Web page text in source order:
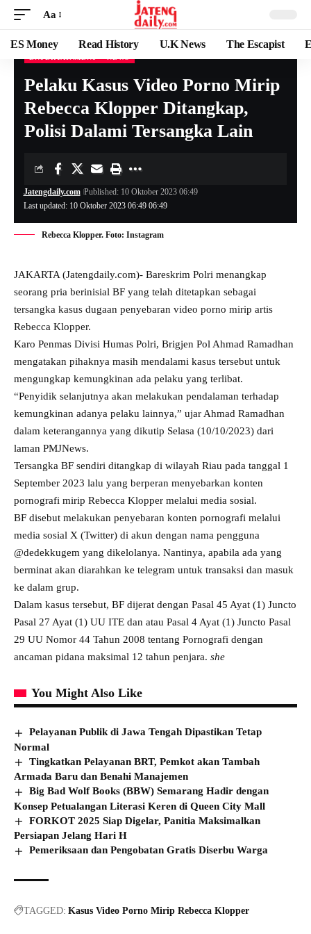
Aa
ES Money Read History U.K News The Escapist
Pelaku Kasus Video Porno Mirip
Rebecca Klopper Ditangkap,
Polisi Dalami Tersangka Lain
Last updated: 10 Oktober 2023 06:49 06:49
Jatengdaily.com Published: 10 Oktober 2023 06:49
Rebecca Klopper. Foto: Instagram
JAKARTA (Jatengdaily.com)- Bareskrim Polri menangkap
seorang pria berinisial BF yang telah ditetapkan sebagai
tersangka kasus dugaan penyebaran video porno mirip artis
Rebecca Klopper.
Karo Penmas Divisi Humas Polri, Brigjen Pol Ahmad Ramadhan
mengatakan pihaknya masih mendalami kasus tersebut untuk
mengungkap kemungkinan ada pelaku yang terlibat.
“Penyidik selanjutnya akan melakukan pendalaman terhadap
kemungkinan adanya pelaku lainnya,” ujar Ahmad Ramadhan
dalam keterangannya yang dikutip Selasa (10/10/2023) dari
laman PMJNews.
Tersangka BF sendiri ditangkap di wilayah Riau pada tanggal 1
September 2023 lalu yang berperan menyebarkan konten
pornografi mirip Rebecca Klopper melalui media sosial.
BF disebut melakukan penyebaran konten pornografi melalui
media sosial X (Twitter) di akun dengan nama pengguna
@dedekkugem yang dikelolanya. Nantinya, apabila ada yang
berminat akan diarahkan ke telegram untuk transaksi dan masuk
ke dalam grup.
Dalam kasus tersebut, BF dijerat dengan Pasal 45 Ayat (1) Juncto
Pasal 27 Ayat (1) UU ITE dan atau Pasal 4 Ayat (1) Juncto Pasal
29 UU Nomor 44 Tahun 2008 tentang Pornografi dengan
ancaman pidana maksimal 12 tahun penjara. she
You Might Also Like
Pelayanan Publik di Jawa Tengah Dipastikan Tetap
Normal
Tingkatkan Pelayanan BRT, Pemkot akan Tambah
Armada Baru dan Benahi Manajemen
Big Bad Wolf Books (BBW) Semarang Hadir dengan
Konsep Petualangan Literasi Keren di Queen City Mall
FORKOT 2025 Siap Digelar, Panitia Maksimalkan
Persiapan Jelang Hari H
Pemeriksaan dan Pengobatan Gratis Diserbu Warga
TAGGED: Kasus Video Porno Mirip Rebecca Klopper